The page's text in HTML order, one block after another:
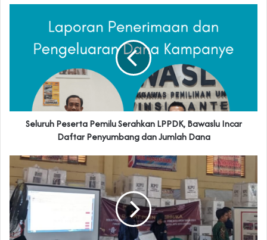
Seluruh Peserta Pemilu Serahkan LPPDK, Bawaslu Incar
Daftar Penyumbang dan Jumlah Dana